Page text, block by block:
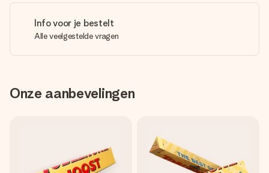
Info voor je bestelt
Alle veelgestelde vragen
Onze aanbevelingen